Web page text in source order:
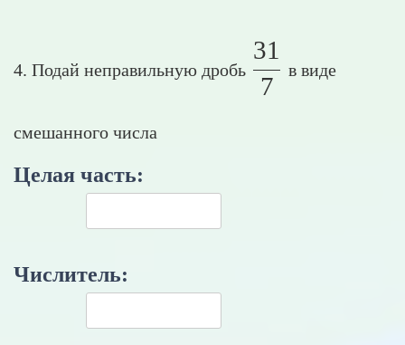
4. Подай неправильную дробь
7
31
в виде
смешанного числа
Целая часть:
Числитель: